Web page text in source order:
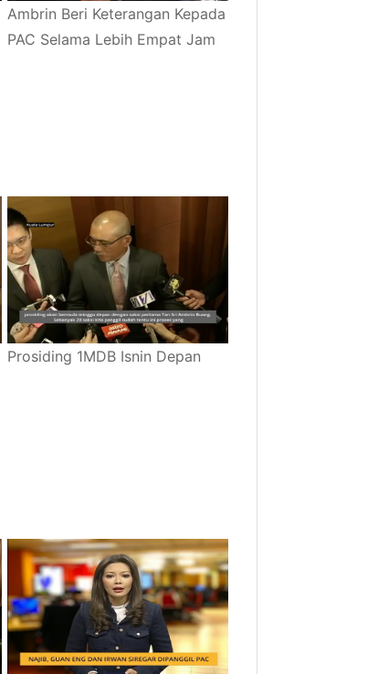
Ambrin Beri Keterangan Kepada
PAC Selama Lebih Empat Jam
Prosiding 1MDB Isnin Depan